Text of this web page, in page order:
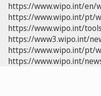
https://www.wipo.int/en/
https://www.wipo.int/pt/
https://www.wipo.int/
https://www3.wipo.int/
https://www.wipo.int/pt/
https://www.wipo.int/